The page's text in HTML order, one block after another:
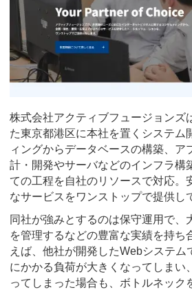
株式会社アクティブフュージョンズ
た東京都港区に本社を置くシステム
ィングからデータベースの構築、ア
計・開発やサーバなどのインフラ構
ての工程を自社のリソースで対応。
なサービスをワンストップで提供し
同社が強みとするのは保守運用で、
を管理するなどの豊富な実績を持ち
えば、他社が開発したWebシステム
にかかる負荷が大きくなってしまい
ってしまった場合も、ボトルネック